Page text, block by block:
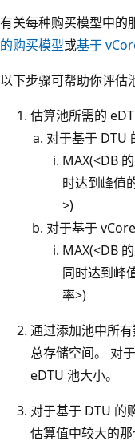
有关每种购买模型中的
的购买模型或基于
以下步骤可帮助你评估
估算池所需的
对于基于 DTU
MAX(<DB
时达到峰值
>)
对于基于
MAX(<DB
同时达到峰
率>)
通过添加池中所
总存储空间。 对
eDTU 池大小。
对于基于 DTU 的
估算值中较大的那